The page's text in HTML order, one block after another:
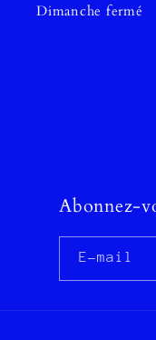
Dimanche fermé
Abonnez-
E-mail